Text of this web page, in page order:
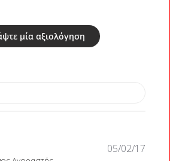
μία αξιολόγηση
05/02/17